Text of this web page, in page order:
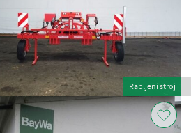
Rabljeni stroj